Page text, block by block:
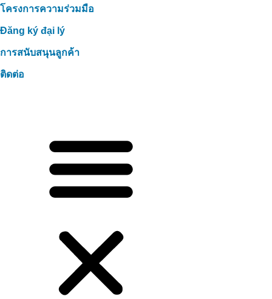
โครงการความร่วมมือ
Đăng ký đại lý
การสนับสนุนลูกค้า
ติดต่อ